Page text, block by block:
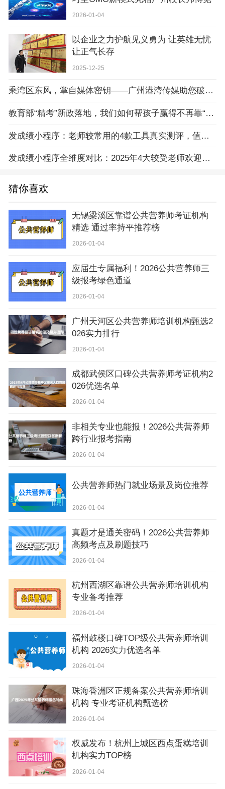
会
2026-01-04
以企业之力护航见义勇为 让英雄无忧
让正气长存
2025-12-25
乘湾区东风，掌自媒体密钥——广州港湾传媒助您破局增长
教育部“精考”新政落地，我们如何帮孩子赢得不再靠“刷题”的未来？
发成绩小程序：老师较常用的4款工具真实测评，值得推荐！
发成绩小程序全维度对比：2025年4大较受老师欢迎的工具盘点
猜你喜欢
无锡梁溪区靠谱公共营养师考证机构
精选 通过率持平推荐榜
2026-01-04
应届生专属福利！2026公共营养师三
级报考绿色通道
2026-01-04
广州天河区公共营养师培训机构甄选2
026实力排行
2026-01-04
成都武侯区口碑公共营养师考证机构2
026优选名单
2026-01-04
非相关专业也能报！2026公共营养师
跨行业报考指南
2026-01-04
公共营养师热门就业场景及岗位推荐
2026-01-04
真题才是通关密码！2026公共营养师
高频考点及刷题技巧
2026-01-04
杭州西湖区靠谱公共营养师培训机构
专业备考推荐
2026-01-04
福州鼓楼口碑TOP级公共营养师培训
机构 2026实力优选名单
2026-01-04
珠海香洲区正规备案公共营养师培训
机构 专业考证机构甄选榜
2026-01-04
权威发布！杭州上城区西点蛋糕培训
机构实力TOP榜
2026-01-04